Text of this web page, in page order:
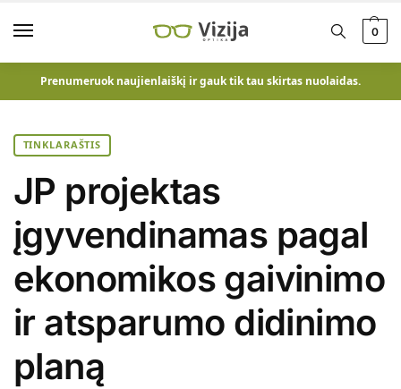
0
Prenumeruok naujienlaiškį ir gauk tik tau skirtas nuolaidas.
TINKLARAŠTIS
JP projektas
įgyvendinamas pagal
ekonomikos gaivinimo
ir atsparumo didinimo
planą